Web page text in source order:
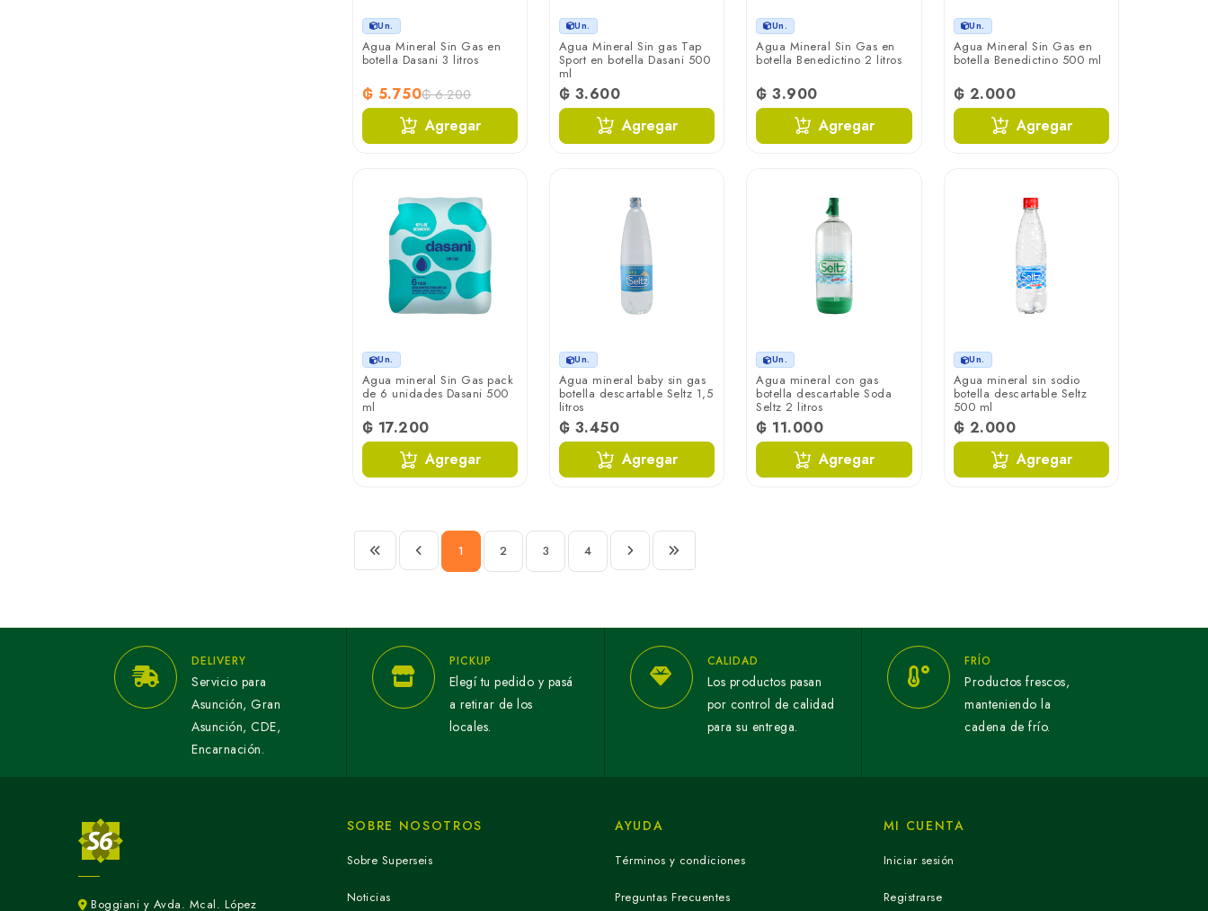
Un.
Agua Mineral Sin Gas en
botella Dasani 3 litros
₲ 5.750₲ 6.200
Agregar
Un.
Agua Mineral Sin gas Tap
Sport en botella Dasani 500
ml
₲ 3.600
Agregar
Un.
Agua Mineral Sin Gas en
botella Benedictino 2 litros
₲ 3.900
Agregar
Un.
Agua Mineral Sin Gas en
botella Benedictino 500 ml
₲ 2.000
Agregar
Un.
Agua mineral Sin Gas pack
de 6 unidades Dasani 500
ml
₲ 17.200
Agregar
Un.
Agua mineral baby sin gas
botella descartable Seltz 1,5
litros
₲ 3.450
Agregar
Un.
Agua mineral con gas
botella descartable Soda
Seltz 2 litros
₲ 11.000
Agregar
Un.
Agua mineral sin sodio
botella descartable Seltz
500 ml
₲ 2.000
Agregar
1 2 3 4
DELIVERY
Servicio para
Asunción, Gran
Asunción, CDE,
Encarnación.
PICKUP
Elegí tu pedido y pasá
a retirar de los
locales.
CALIDAD
Los productos pasan
por control de calidad
para su entrega.
FRÍO
Productos frescos,
manteniendo la
cadena de frío.
Boggiani y Avda. Mcal. López
SOBRE NOSOTROS
Sobre Superseis
Noticias
AYUDA
Términos y condiciones
Preguntas Frecuentes
MI CUENTA
Iniciar sesión
Registrarse